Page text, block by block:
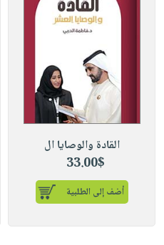
القادة والوصايا ال
33.00$
أضف إلى الطلبية